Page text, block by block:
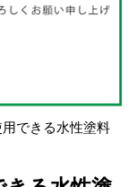
できる水性塗料